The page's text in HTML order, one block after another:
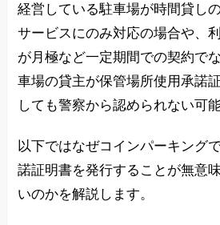
経営している駐車場が時間貸し
サービスにのみ対応の場合や、
が月極など一定期間での契約で
車場の貸主が保管場所使用承諾
しても警察から認められない可
以下ではなぜコインパーキング
諾証明書を発行することが無意
いのかを解説します。